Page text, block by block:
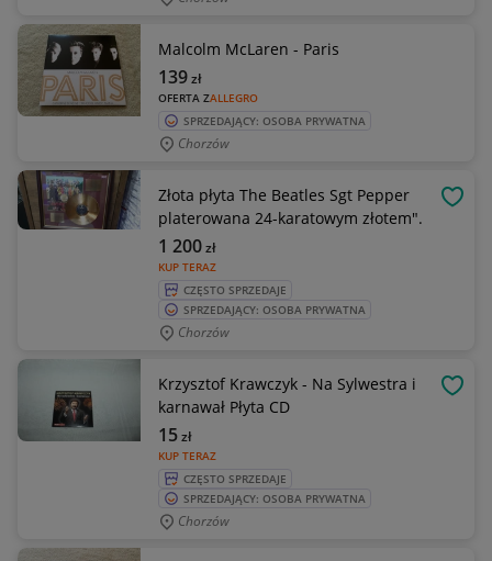
Malcolm McLaren - Paris
OFERTA ZALLEGRO
139zł
SPRZEDAJĄCY: OSOBA PRYWATNA
Chorzów
Złota płyta The Beatles Sgt Pepper
platerowana 24-karatowym złotem".
KUP TERAZ
1 200zł
CZĘSTO SPRZEDAJE
SPRZEDAJĄCY: OSOBA PRYWATNA
Chorzów
Krzysztof Krawczyk - Na Sylwestra i
karnawał Płyta CD
KUP TERAZ
15zł
CZĘSTO SPRZEDAJE
SPRZEDAJĄCY: OSOBA PRYWATNA
Chorzów